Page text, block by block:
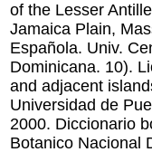
of the Lesser
Jamaica Plain,
Española. Univ.
Dominicana. 10).
and adjacent
Universidad de
2000. Diccionario
Botanico Nacional